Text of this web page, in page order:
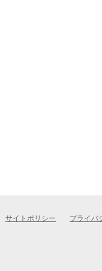
サイトポリシー プライバ